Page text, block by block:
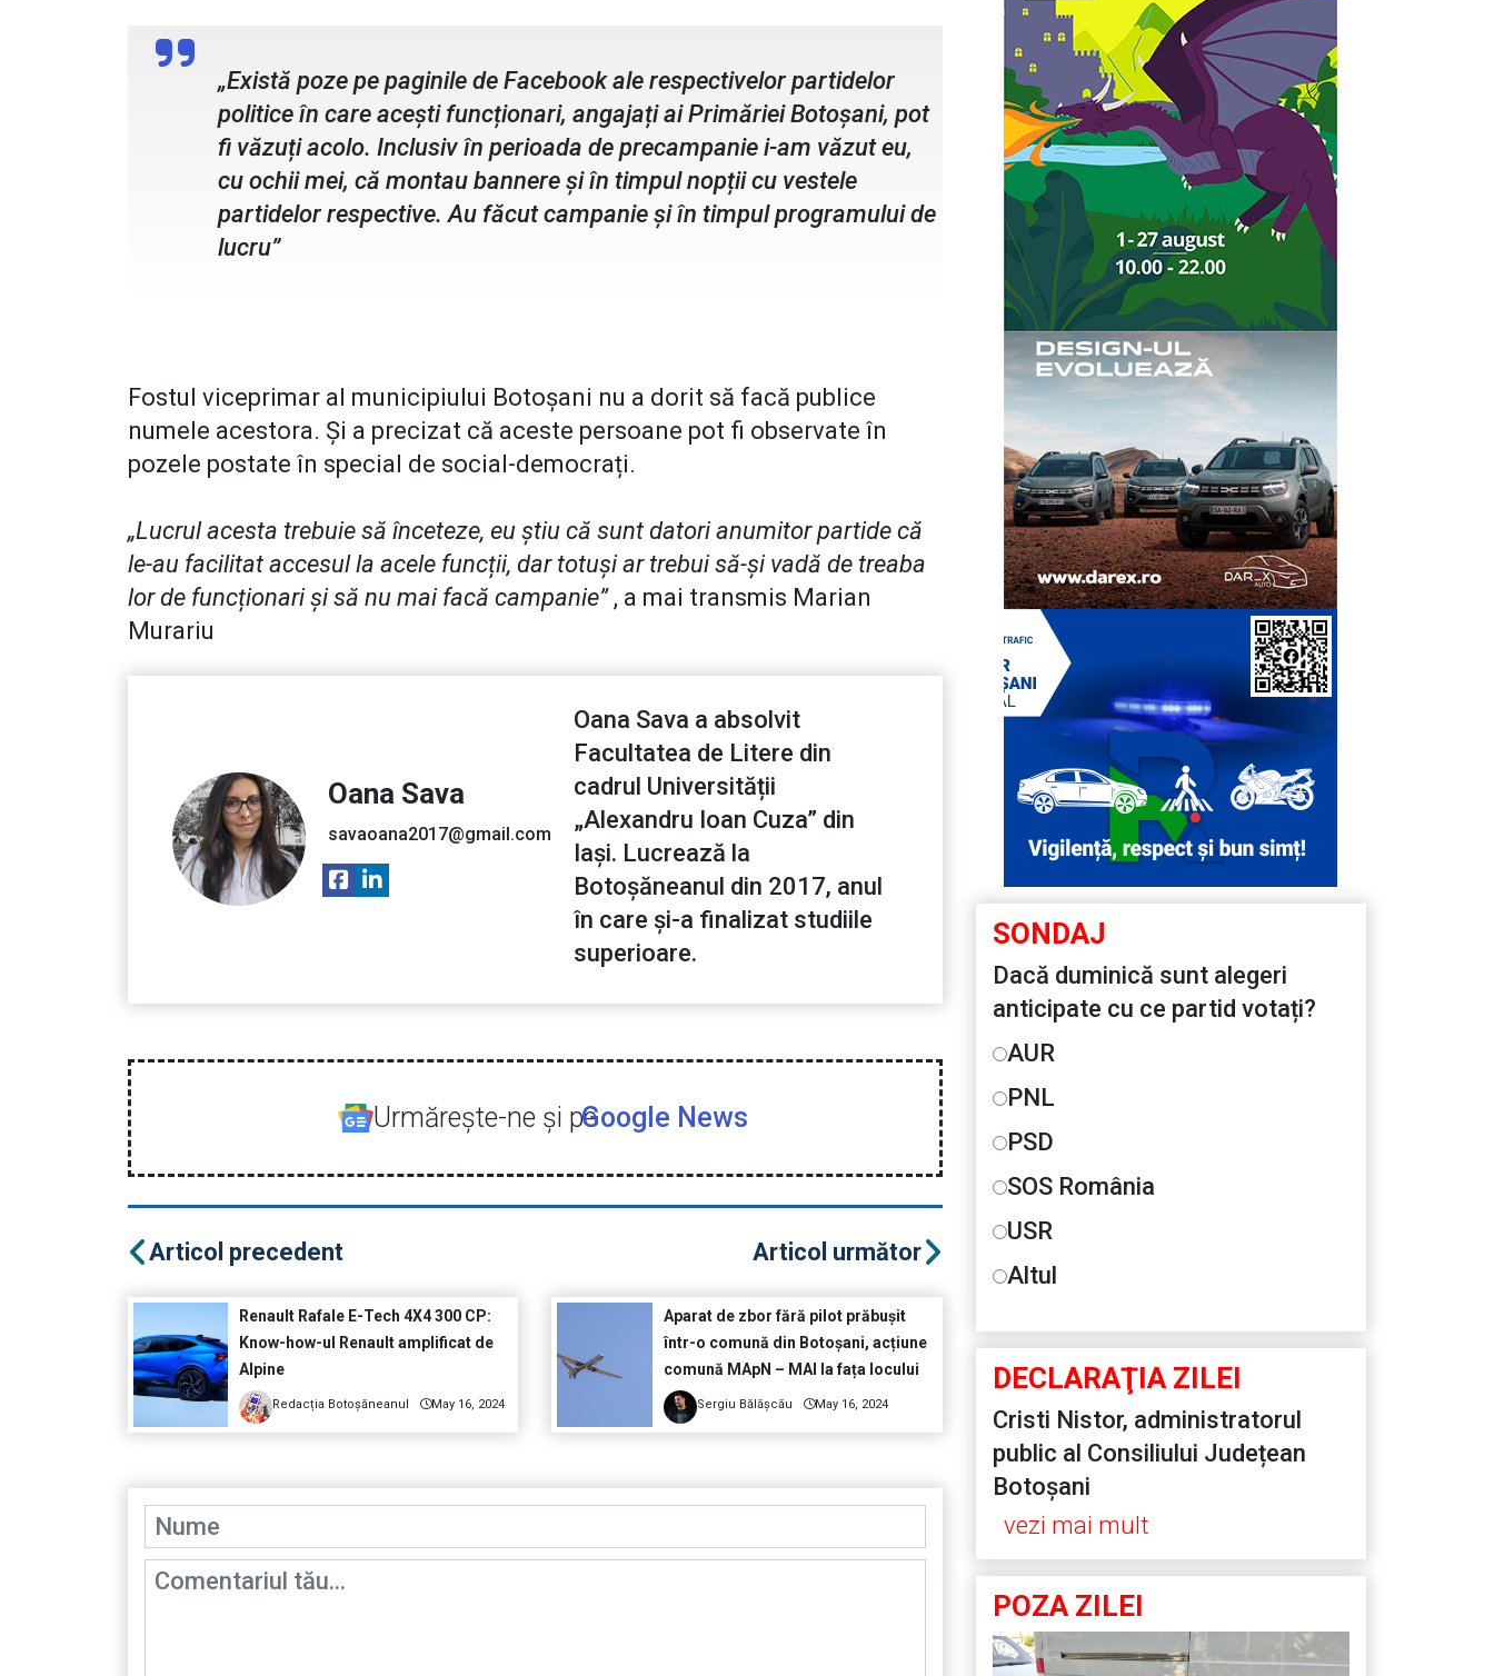
„Există poze pe paginile de Facebook ale respectivelor partidelor
politice în care acești funcționari, angajați ai Primăriei Botoșani, pot
fi văzuți acolo. Inclusiv în perioada de precampanie i-am văzut eu,
cu ochii mei, că montau bannere și în timpul nopții cu vestele
partidelor respective. Au făcut campanie și în timpul programului de
lucru”
Fostul viceprimar al municipiului Botoșani nu a dorit să facă publice
numele acestora. Și a precizat că aceste persoane pot fi observate în
pozele postate în special de social-democrați.
„Lucrul acesta trebuie să înceteze, eu știu că sunt datori anumitor partide că
le-au facilitat accesul la acele funcții, dar totuși ar trebui să-și vadă de treaba
lor de funcționari și să nu mai facă campanie” , a mai transmis Marian
Murariu
Oana Sava
savaoana2017@gmail.com
Oana Sava a absolvit
Facultatea de Litere din
cadrul Universității
„Alexandru Ioan Cuza” din
Iași. Lucrează la
Botoșăneanul din 2017, anul
în care și-a finalizat studiile
superioare.
Urmăreşte-ne şi peGoogle News
Articol precedent
Renault Rafale E-Tech 4X4 300 CP:
Know-how-ul Renault amplificat de
Alpine
Redacția Botoșăneanul May 16, 2024
Articol următor
Aparat de zbor fără pilot prăbușit
într-o comună din Botoșani, acțiune
comună MApN – MAI la fața locului
Sergiu Bălășcău May 16, 2024
SONDAJ
Dacă duminică sunt alegeri
anticipate cu ce partid votați?
AUR
PNL
PSD
SOS România
USR
Altul
DECLARAŢIA ZILEI
Cristi Nistor, administratorul
public al Consiliului Județean
Botoșani
vezi mai mult
POZA ZILEI